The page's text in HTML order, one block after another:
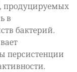
продуцируемых
в
бактерий.
персистенции